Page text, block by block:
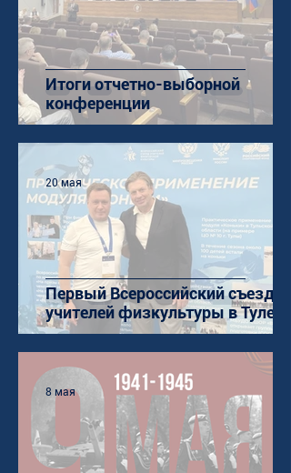
Итоги отчетно-выборной
конференции
Первый Всероссийский съезд
учителей физкультуры в Туле
20 мая
8 мая